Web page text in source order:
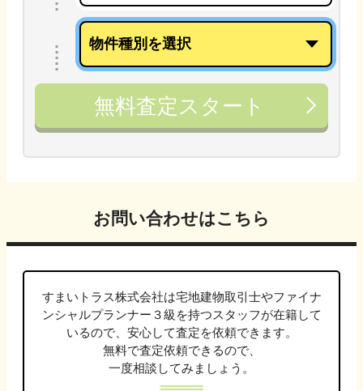
無料査定スタート
お問い合わせはこちら
すまいトラス株式会社は宅地建物取引士やファイナ
ンシャルプランナー３級 を持つスタッフが在籍して
いるので、安心して査定を依頼できます。
無料で査定依頼できるので、
一度相談してみましょう。